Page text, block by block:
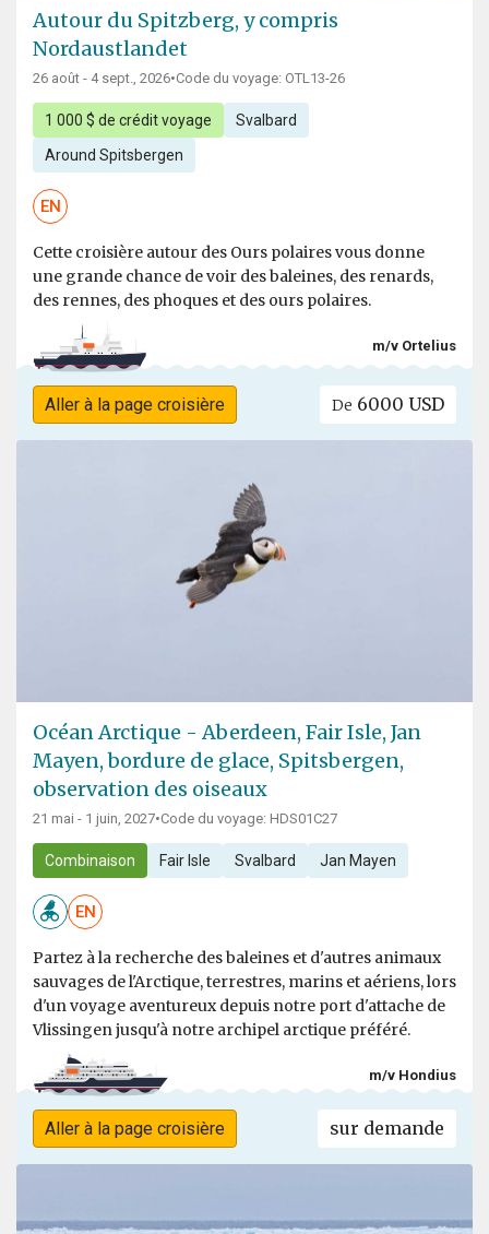
Autour du Spitzberg, y compris
Nordaustlandet
26 août - 4 sept., 2026•Code du voyage: OTL13-26
1 000 $ de crédit voyage Svalbard
Around Spitsbergen
EN
Cette croisière autour des Ours polaires vous donne
une grande chance de voir des baleines, des renards,
des rennes, des phoques et des ours polaires.
m/v Ortelius
Aller à la page croisière De 6000 USD
Océan Arctique - Aberdeen, Fair Isle, Jan
Mayen, bordure de glace, Spitsbergen,
observation des oiseaux
21 mai - 1 juin, 2027•Code du voyage: HDS01C27
Combinaison Fair Isle Svalbard Jan Mayen
EN
Partez à la recherche des baleines et d'autres animaux
sauvages de l'Arctique, terrestres, marins et aériens, lors
d'un voyage aventureux depuis notre port d'attache de
Vlissingen jusqu'à notre archipel arctique préféré.
m/v Hondius
Aller à la page croisière sur demande